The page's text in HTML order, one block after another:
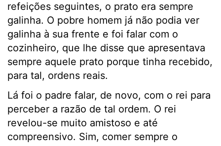
refeições seguintes, o prato era sempre
galinha. O pobre homem já não podia ver
galinha à sua frente e foi falar com o
cozinheiro, que lhe disse que apresentava
sempre aquele prato porque tinha recebido,
para tal, ordens reais.
Lá foi o padre falar, de novo, com o rei para
perceber a razão de tal ordem. O rei
revelou-se muito amistoso e até
compreensivo. Sim, comer sempre o